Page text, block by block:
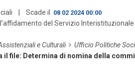
| Scade il 08 02 2024 00:00
del Servizio
e Culturali
Ufficio Politiche
il file: Determina di nomina della